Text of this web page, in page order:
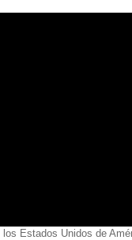
Estados Unidos de